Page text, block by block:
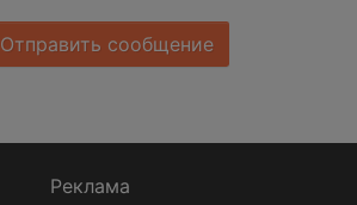
Отправить сообщение
Реклама